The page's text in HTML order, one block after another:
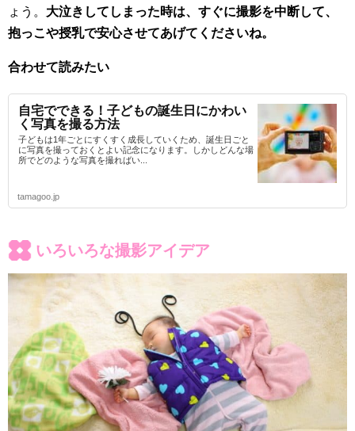
ょう。 大泣きしてしまった時は、すぐに撮影を中断して、
抱っこや授乳で安心させてあげてくださいね。
合わせて読みたい
自宅でできる！子どもの誕生日にかわい
く写真を撮る方法
子どもは1年ごとにすくすく成長していくため、誕生日ごと
に写真を撮っておくとよい記念になります。しかしどんな場
所でどのような写真を撮ればい...
tamagoo.jp
いろいろな撮影アイデア